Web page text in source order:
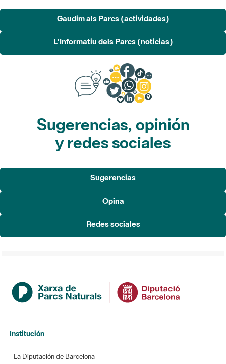
Gaudim als Parcs (actividades)
L'Informatiu dels Parcs (noticias)
Sugerencias, opinión
y redes sociales
Sugerencias
Opina
Redes sociales
Institución
La Diputación de Barcelona